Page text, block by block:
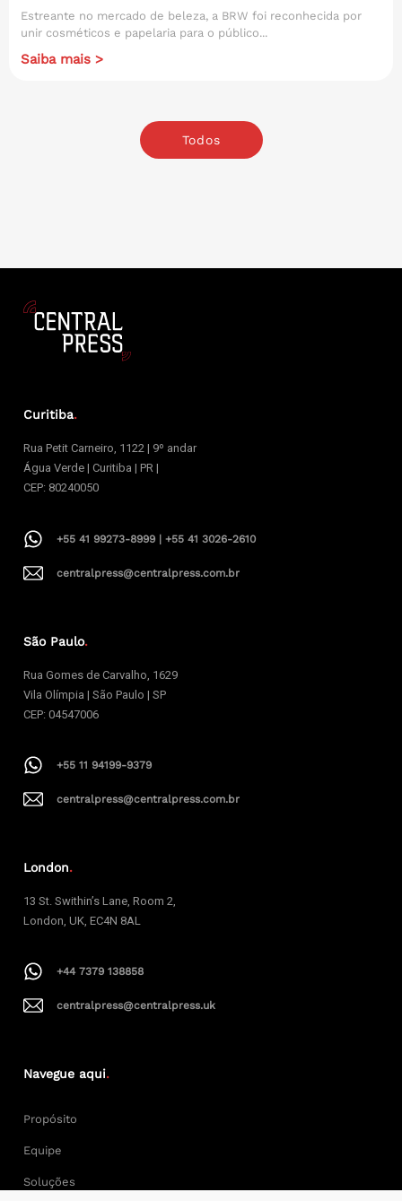
Estreante no mercado de beleza, a BRW foi reconhecida por
unir cosméticos e papelaria para o público...
Saiba mais >
Todos
Curitiba.
Rua Petit Carneiro, 1122 | 9º andar
Água Verde | Curitiba | PR |
CEP: 80240050
+55 41 99273-8999 | +55 41 3026-2610
centralpress@centralpress.com.br
São Paulo.
Rua Gomes de Carvalho, 1629
Vila Olímpia | São Paulo | SP
CEP: 04547006
+55 11 94199-9379
centralpress@centralpress.com.br
London.
13 St. Swithin’s Lane, Room 2,
London, UK, EC4N 8AL
+44 7379 138858
centralpress@centralpress.uk
Navegue aqui.
Propósito
Equipe
Soluções